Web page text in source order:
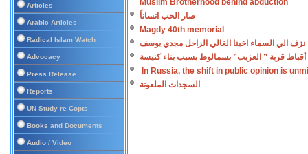
Articles
Arabic Articles
Radical Islam Watch
Advocacy
Press Release
Reports
UN Study re Copts
Books and Documents
Audio / Video
Muslim Brotherhood behind abduction
صار الحب انساناً
Magdy 40th memorial
نزف الي السماء اخينا الغالي الراحل مجدي يوسف
أقباط قرية ” العزيب” بسمالوط بسبب بناء كنيسة
In Russia, the shift in public opinion is
السجدات الملعونة